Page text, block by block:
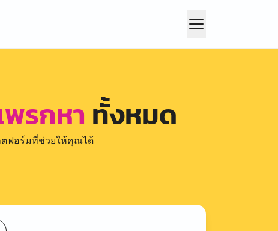
รกหา ทั้งหมด
ฟอร์มที่ช่วยให้คุณได้